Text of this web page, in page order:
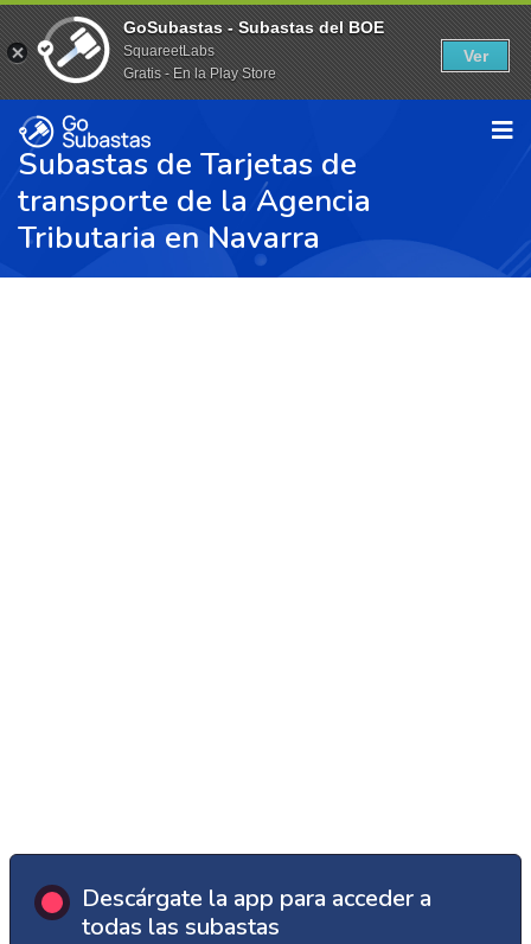
Subastas de Tarjetas de
transporte de la Agencia
Tributaria en Navarra
Descárgate la app para acceder a
todas las subastas
GoSubastas - Subastas del BOE
SquareetLabs
Gratis - En la Play Store
Ver